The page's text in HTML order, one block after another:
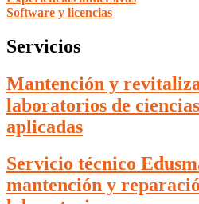
Software y licencias
Servicios
Mantención y
laboratorios de
aplicadas
Servicio técnico
mantención y